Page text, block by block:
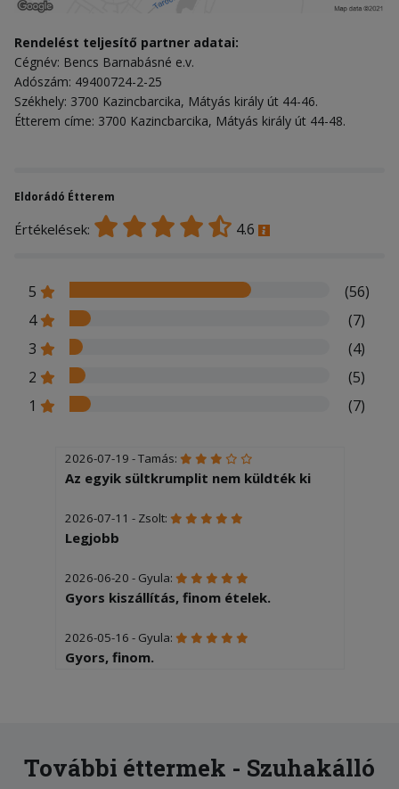
Rendelést teljesítő partner adatai:
Cégnév: Bencs Barnabásné e.v.
Adószám: 49400724-2-25
Székhely: 3700 Kazincbarcika, Mátyás király út 44-46.
Étterem címe: 3700 Kazincbarcika, Mátyás király út 44-48.
Eldorádó Étterem
Értékelések: 4.6
5
(56)
4
(7)
3
(4)
2
(5)
1
(7)
2026-07-19 - Tamás:
Az egyik sültkrumplit nem küldték ki
2026-07-11 - Zsolt:
Legjobb
2026-06-20 - Gyula:
Gyors kiszállítás, finom ételek.
2026-05-16 - Gyula:
Gyors, finom.
2026-04-04 - Gyula:
További éttermek - Szuhakálló